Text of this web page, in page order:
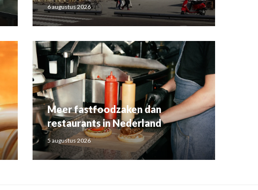
6 augustus 2026
Meer fastfoodzaken dan
restaurants in Nederland
5 augustus 2026